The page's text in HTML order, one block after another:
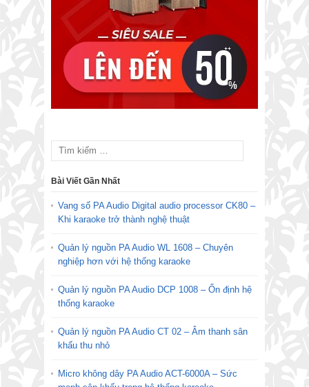
Bài Viết Gần Nhất
Vang số PA Audio Digital audio processor CK80 –
Khi karaoke trở thành nghệ thuật
Quản lý nguồn PA Audio WL 1608 – Chuyên
nghiệp hơn với hệ thống karaoke
Quản lý nguồn PA Audio DCP 1008 – Ổn định hệ
thống karaoke
Quản lý nguồn PA Audio CT 02 – Âm thanh sân
khấu thu nhỏ
Micro không dây PA Audio ACT-6000A – Sức